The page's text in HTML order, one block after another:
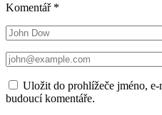
Komentář *
Uložit do prohlížeče jméno,
budoucí komentáře.